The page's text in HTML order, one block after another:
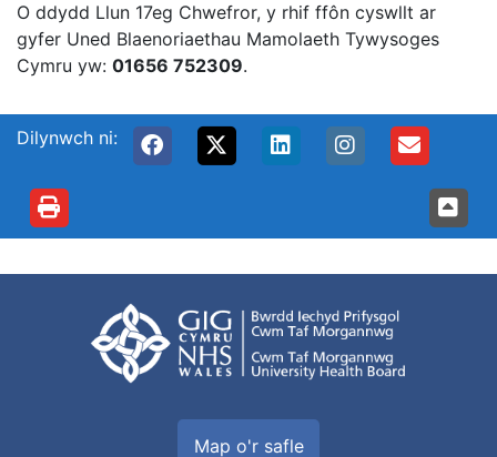
O ddydd Llun 17eg Chwefror, y rhif ffôn cyswllt ar
gyfer Uned Blaenoriaethau Mamolaeth Tywysoges
Cymru yw: 01656 752309.
Dilynwch ni:
Map o'r safle